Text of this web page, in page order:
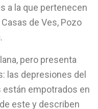
a la que pertenecen
de Ves, Pozo
pero presenta
las depresiones del
están empotrados en
este y describen